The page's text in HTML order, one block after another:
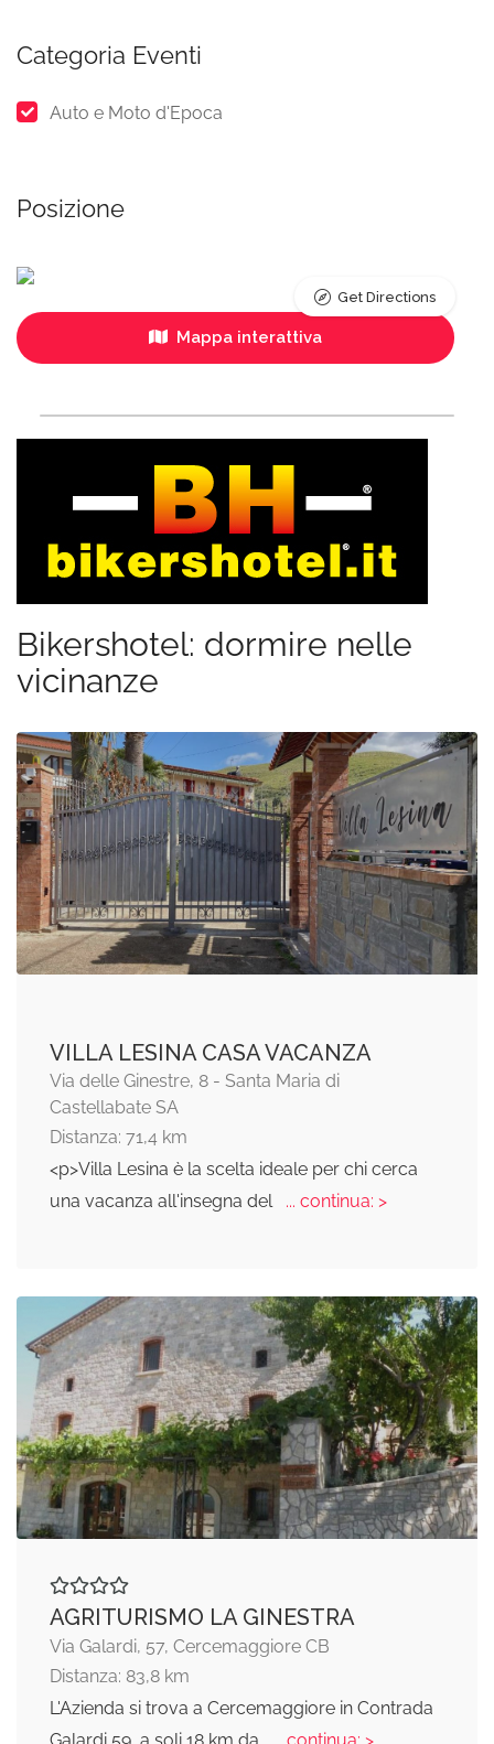
Categoria Eventi
Auto e Moto d'Epoca
Posizione
Mappa interattiva
Get Directions
Bikershotel: dormire nelle
vicinanze
VILLA LESINA CASA VACANZA
Via delle Ginestre, 8 - Santa Maria di
Castellabate SA
Distanza: 71,4 km
<p>Villa Lesina è la scelta ideale per chi cerca
una vacanza all'insegna del
... continua: >
AGRITURISMO LA GINESTRA
Via Galardi, 57, Cercemaggiore CB
Distanza: 83,8 km
L'Azienda si trova a Cercemaggiore in Contrada